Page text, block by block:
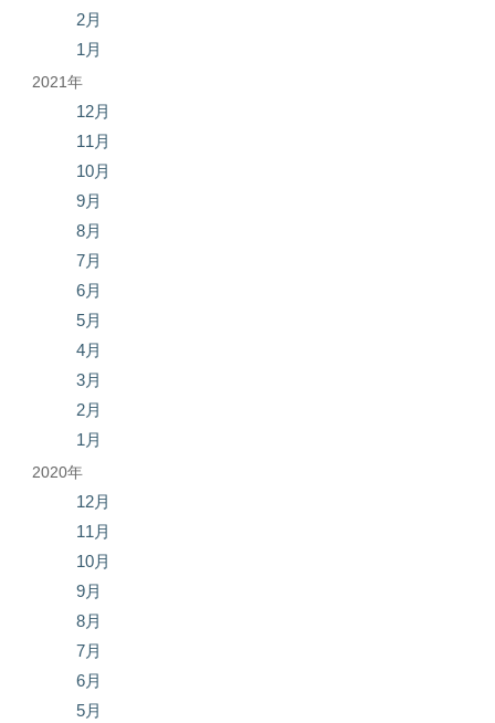
2月
1月
2021年
12月
11月
10月
9月
8月
7月
6月
5月
4月
3月
2月
1月
2020年
12月
11月
10月
9月
8月
7月
6月
5月